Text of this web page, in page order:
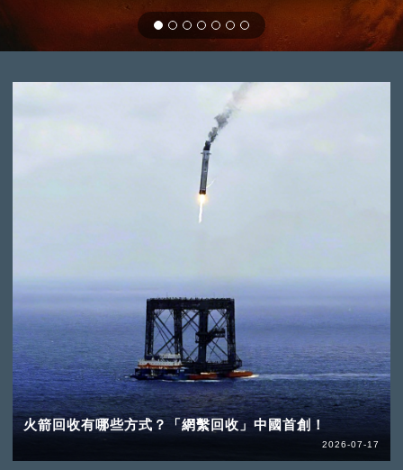
火箭回收有哪些方式？「網繫回收」中國首創！
2026-07-17